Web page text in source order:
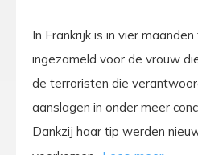
In Frankrijk is in vier
ingezameld voor de vrouw
de terroristen die
aanslagen in onder meer
Dankzij haar tip werden